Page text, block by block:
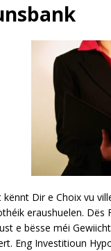
Dir e Choix vu
eraushuelen.
e bësse méi
Eng Investitioun